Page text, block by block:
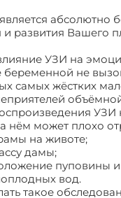
абсолютно
развития Вашего
УЗИ на
не
самых жёстких
УЗИ
нём может плохо
на животе;
дамы;
пуповины
вод.
такое